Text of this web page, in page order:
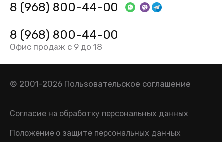
8 (968) 800-44-00
8 (968) 800-44-00
Офис продаж с 9 до 18
© 2001-2026 Пользовательское соглашение
Согласие на обработку персональных данных
Положение о защите персональных данных